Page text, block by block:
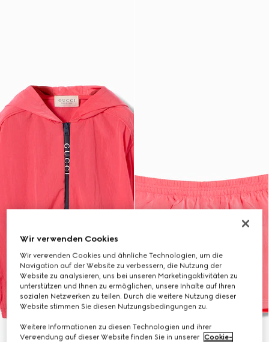
Wir verwenden Cookies
Wir verwenden Cookies und ähnliche Technologien, um die
Navigation auf der Website zu verbessern, die Nutzung der
Website zu analysieren, uns bei unseren Marketingaktivitäten zu
unterstützen und Ihnen zu ermöglichen, unsere Inhalte auf Ihren
sozialen Netzwerken zu teilen. Durch die weitere Nutzung dieser
Website stimmen Sie diesen Nutzungsbedingungen zu.
Weitere Informationen zu diesen Technologien und ihrer
Verwendung auf dieser Website finden Sie in unserer Cookie-